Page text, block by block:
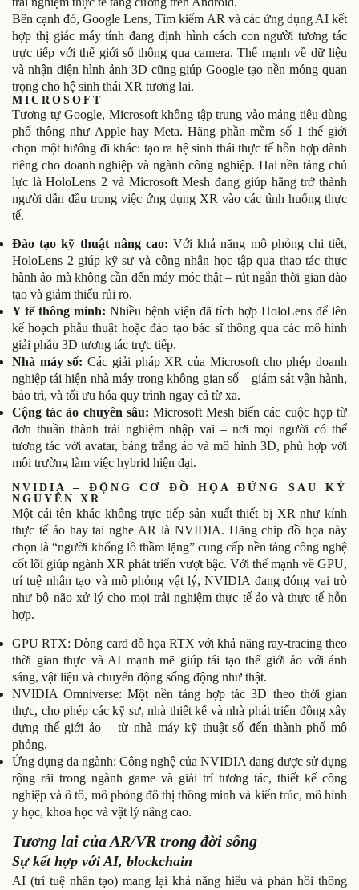
Bên cạnh đó, Google Lens, Tìm kiếm AR và các ứng dụng AI kết
hợp thị giác máy tính đang định hình cách con người tương tác
trực tiếp với thế giới số thông qua camera. Thế mạnh về dữ liệu
và nhận diện hình ảnh 3D cũng giúp Google tạo nền móng quan
trọng cho hệ sinh thái XR tương lai.
MICROSOFT
Tương tự Google, Microsoft không tập trung vào mảng tiêu dùng
phổ thông như Apple hay Meta. Hãng phần mềm số 1 thế giới
chọn một hướng đi khác: tạo ra hệ sinh thái thực tế hỗn hợp dành
riêng cho doanh nghiệp và ngành công nghiệp. Hai nền tảng chủ
lực là HoloLens 2 và Microsoft Mesh đang giúp hãng trở thành
người dẫn đầu trong việc ứng dụng XR vào các tình huống thực
tế.
Đào tạo kỹ thuật nâng cao: Với khả năng mô phỏng chi tiết,
HoloLens 2 giúp kỹ sư và công nhân học tập qua thao tác thực
hành ảo mà không cần đến máy móc thật – rút ngắn thời gian đào
tạo và giảm thiểu rủi ro.
Y tế thông minh: Nhiều bệnh viện đã tích hợp HoloLens để lên
kế hoạch phẫu thuật hoặc đào tạo bác sĩ thông qua các mô hình
giải phẫu 3D tương tác trực tiếp.
Nhà máy số: Các giải pháp XR của Microsoft cho phép doanh
nghiệp tái hiện nhà máy trong không gian số – giám sát vận hành,
bảo trì, và tối ưu hóa quy trình ngay cả từ xa.
Cộng tác ảo chuyên sâu: Microsoft Mesh biến các cuộc họp từ
đơn thuần thành trải nghiệm nhập vai – nơi mọi người có thể
tương tác với avatar, bảng trắng ảo và mô hình 3D, phù hợp với
môi trường làm việc hybrid hiện đại.
NVIDIA – ĐỘNG CƠ ĐỒ HỌA ĐỨNG SAU KỶ
NGUYÊN XR
Một cái tên khác không trực tiếp sản xuất thiết bị XR như kính
thực tế ảo hay tai nghe AR là NVIDIA. Hãng chip đồ họa này
chọn là “người khổng lồ thầm lặng” cung cấp nền tảng công nghệ
cốt lõi giúp ngành XR phát triển vượt bậc. Với thế mạnh về GPU,
trí tuệ nhân tạo và mô phỏng vật lý, NVIDIA đang đóng vai trò
như bộ não xử lý cho mọi trải nghiệm thực tế ảo và thực tế hỗn
hợp.
GPU RTX: Dòng card đồ họa RTX với khả năng ray-tracing theo
thời gian thực và AI mạnh mẽ giúp tái tạo thế giới ảo với ánh
sáng, vật liệu và chuyển động sống động như thật.
NVIDIA Omniverse: Một nền tảng hợp tác 3D theo thời gian
thực, cho phép các kỹ sư, nhà thiết kế và nhà phát triển đồng xây
dựng thế giới ảo – từ nhà máy kỹ thuật số đến thành phố mô
phỏng.
Ứng dụng đa ngành: Công nghệ của NVIDIA đang được sử dụng
rộng rãi trong ngành game và giải trí tương tác, thiết kế công
nghiệp và ô tô, mô phỏng đô thị thông minh và kiến trúc, mô hình
y học, khoa học và vật lý nâng cao.
Tương lai của AR/VR trong đời sống
Sự kết hợp với AI, blockchain
AI (trí tuệ nhân tạo) mang lại khả năng hiểu và phản hồi thông